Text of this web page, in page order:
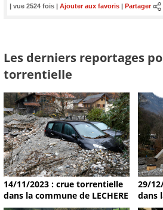
| vue 2524 fois | Ajouter aux favoris Partager
Les derniers reportages
torrentielle
14/11/2023 : crue torrentielle
dans la commune de LECHERE
29/
dans